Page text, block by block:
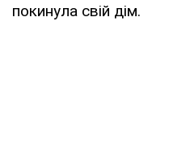
покинула свій дім.